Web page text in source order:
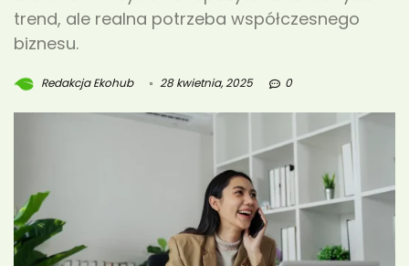
trend, ale realna potrzeba współczesnego
biznesu.
Redakcja Ekohub 28 kwietnia, 2025 0